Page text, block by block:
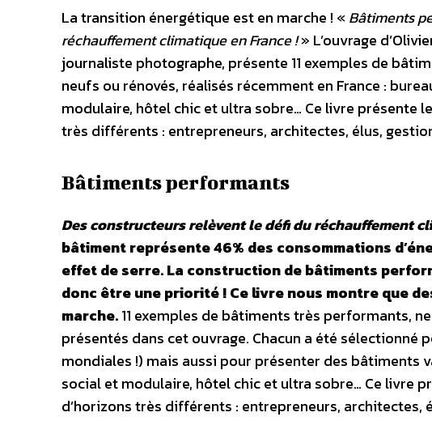
La transition énergétique est en marche ! «Bâtiments
réchauffement climatique en France !» L’ouvrage
journaliste photographe, présente 11 exemples de
neufs ou rénovés, réalisés récemment en France :
modulaire, hôtel chic et ultra sobre… Ce livre présente
très différents : entrepreneurs, architectes, élus,
Bâtiments performants
Des constructeurs relèvent le défi du réchauffement
bâtiment représente 46% des consommations
effet de serre. La construction de bâtiments
donc être une priorité ! Ce livre nous montre que
marche.11 exemples de bâtiments très performants,
présentés dans cet ouvrage. Chacun a été
mondiales !) mais aussi pour présenter des bâtiments
social et modulaire, hôtel chic et ultra sobre… Ce livre
d’horizons très différents : entrepreneurs, architectes,